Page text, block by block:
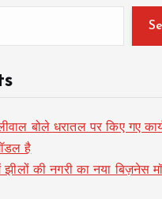
बोले धरातल पर किए गए
है
झीलों की नगरी का नया बिज़नेस